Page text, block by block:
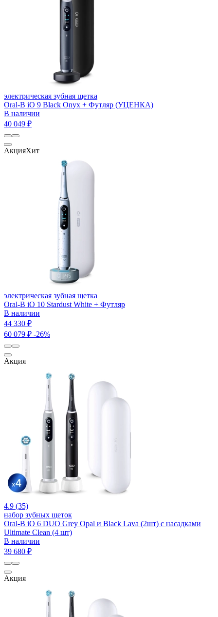
электрическая зубная щетка
Oral-B iO 9 Black Onyx + Футляр (УЦЕНКА)
В наличии
40 049 ₽
АкцияХит
электрическая зубная щетка
Oral-B iO 10 Stardust White + Футляр
В наличии
44 330 ₽
60 079 ₽ -26%
Акция
4.9 (35)
набор зубных щеток
Oral-B iO 6 DUO Grey Opal и Black Lava (2шт) с насадками
Ultimate Clean (4 шт)
В наличии
39 680 ₽
Акция